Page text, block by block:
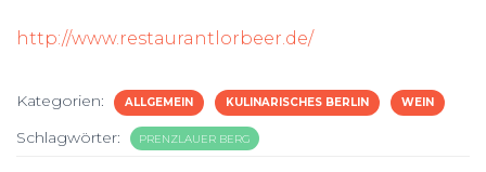
http://www.restaurantlorbeer.de/
Kategorien: ALLGEMEIN KULINARISCHES BERLIN WEIN
Schlagwörter: PRENZLAUER BERG